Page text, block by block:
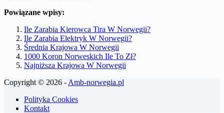
Powiązane wpisy:
Ile Zarabia Kierowca Tira W Norwegii?
Ile Zarabia Elektryk W Norwegii?
Średnia Krajowa W Norwegii
1000 Koron Norweskich Ile To Zł?
Najniższa Krajowa W Norwegii
Copyright © 2026 - Amb-norwegia.pl
Polityka Cookies
Kontakt